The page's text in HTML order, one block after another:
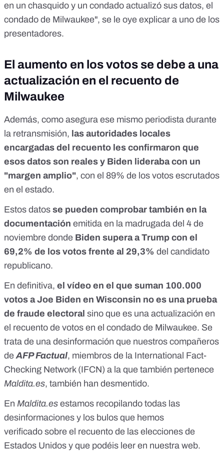
en un chasquido y un condado actualizó sus datos, el
condado de Milwaukee", se le oye explicar a uno de los
presentadores.
El aumento en los votos se debe a una
actualización en el recuento de
Milwaukee
Además, como asegura ese mismo periodista durante
la retransmisión, las autoridades locales
encargadas del recuento les confirmaron que
esos datos son reales y Biden lideraba con un
"margen amplio", con el 89% de los votos escrutados
en el estado.
Estos datos se pueden comprobar también en la
documentación emitida en la madrugada del 4 de
noviembre donde Biden supera a Trump con el
69,2% de los votos frente al 29,3% del candidato
republicano.
En definitiva, el vídeo en el que suman 100.000
votos a Joe Biden en Wisconsin no es una prueba
de fraude electoral sino que es una actualización en
el recuento de votos en el condado de Milwaukee. Se
trata de una desinformación que nuestros compañeros
deAFP Factual, miembros de la International Fact-
Checking Network (IFCN) a la que también pertenece
Maldita.es, también han desmentido.
En Maldita.es estamos recopilando todas las
desinformaciones y los bulos que hemos
verificado sobre el recuento de las elecciones de
Estados Unidos y que podéis leer en nuestra web.